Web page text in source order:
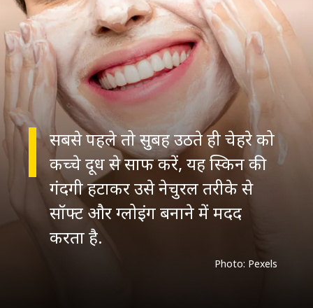
सबसे पहले तो सुबह उठते ही चेहरे को
कच्चे दूध से साफ करें, यह स्किन की
गंदगी हटाकर उसे नेचुरल तरीके से
सॉफ्ट और ग्लोइंग बनाने में मदद
Photo: Pexels